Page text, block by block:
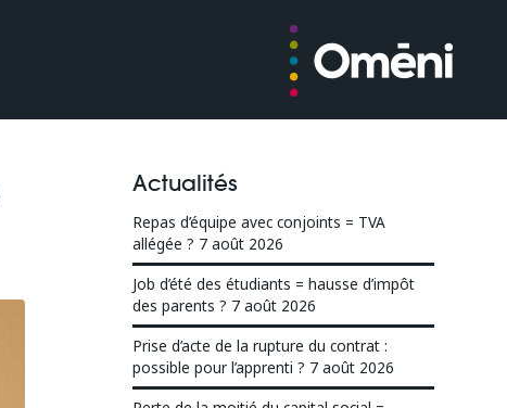
Actualités
Repas d’équipe avec conjoints = TVA
allégée ? 7 août 2026
Job d’été des étudiants = hausse d’impôt
des parents ? 7 août 2026
Prise d’acte de la rupture du contrat :
possible pour l’apprenti ? 7 août 2026